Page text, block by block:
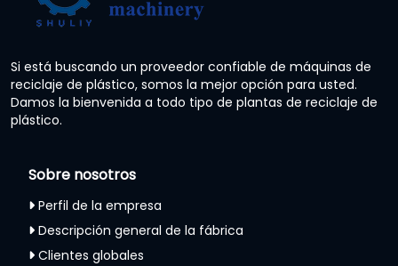
Si está buscando un proveedor confiable de máquinas de
reciclaje de plástico, somos la mejor opción para usted.
Damos la bienvenida a todo tipo de plantas de reciclaje de
plástico.
Sobre nosotros
Perfil de la empresa
Descripción general de la fábrica
Clientes globales